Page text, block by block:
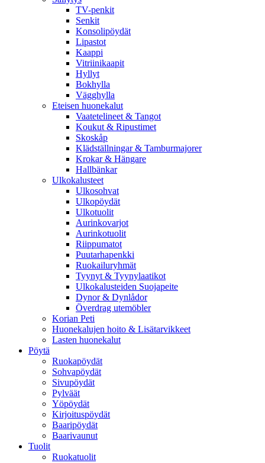
TV-penkit
Senkit
Konsolipöydät
Lipastot
Kaappi
Vitriinikaapit
Hyllyt
Bokhylla
Vägghylla
Eteisen huonekalut
Vaatetelineet & Tangot
Koukut & Ripustimet
Skoskåp
Klädställningar & Tamburmajorer
Krokar & Hängare
Hallbänkar
Ulkokalusteet
Ulkosohvat
Ulkopöydät
Ulkotuolit
Aurinkovarjot
Aurinkotuolit
Riippumatot
Puutarhapenkki
Ruokailuryhmät
Tyynyt & Tyynylaatikot
Ulkokalusteiden Suojapeite
Dynor & Dynlådor
Överdrag utemöbler
Korian Peti
Huonekalujen hoito & Lisätarvikkeet
Lasten huonekalut
Pöytä
Ruokapöydät
Sohvapöydät
Sivupöydät
Pylväät
Yöpöydät
Kirjoituspöydät
Baaripöydät
Baarivaunut
Tuolit
Ruokatuolit